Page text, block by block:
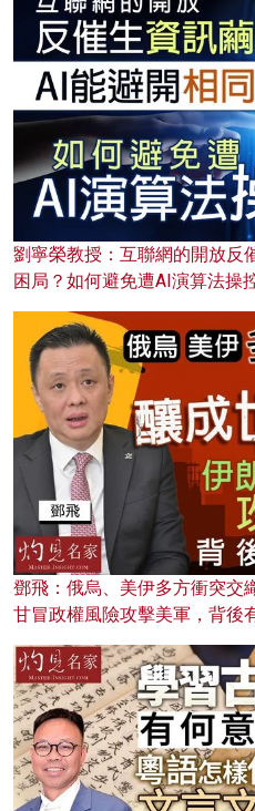
劉寧榮教授：互聯網的開放反
困局？如何避免遭AI演算法操
鄧飛：俄烏、美伊多方衝突交
甘冒政權風險攻擊美軍，背後